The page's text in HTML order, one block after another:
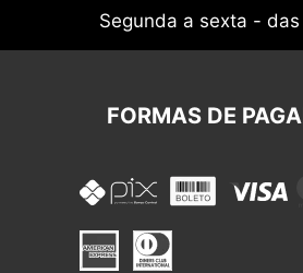
Segunda a sexta - das
FORMAS DE